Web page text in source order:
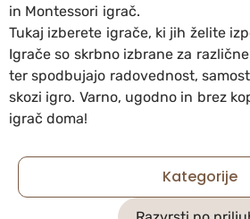
in Montessori igrač.
Tukaj izberete igrače, ki jih želite
Igrače so skrbno izbrane za
ter spodbujajo radovednost,
skozi igro. Varno, ugodno in brez
igrač doma!
Kategorije